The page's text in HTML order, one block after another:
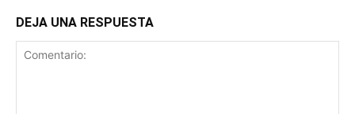
DEJA UNA RESPUESTA